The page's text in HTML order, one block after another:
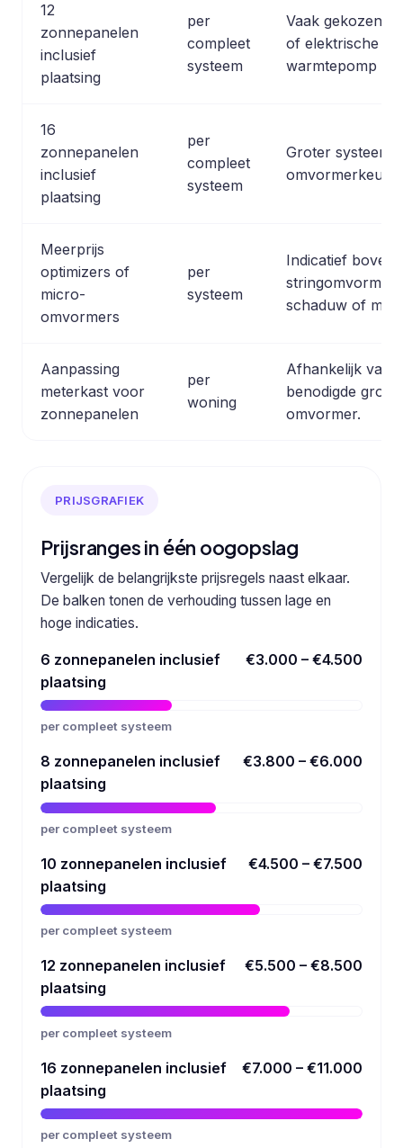
12
zonnepanelen
inclusief
plaatsing
per
compleet
systeem
Vaak gekozen
of elektrische
warmtepomp of
16
zonnepanelen
inclusief
plaatsing
per
compleet
systeem
Groter systeem;
omvormerkeuze
Meerprijs
optimizers of
micro-
omvormers
per
systeem
Indicatief
schaduw of
Aanpassing
meterkast voor
zonnepanelen
per
woning
Afhankelijk van
benodigde
omvormer.
PRIJSGRAFIEK
Prijsranges in één oogopslag
Vergelijk de belangrijkste prijsregels naast elkaar.
De balken tonen de verhouding tussen lage en
hoge indicaties.
6 zonnepanelen inclusief
plaatsing
€3.000 – €4.500
per compleet systeem
8 zonnepanelen inclusief
plaatsing
€3.800 – €6.000
per compleet systeem
10 zonnepanelen inclusief
plaatsing
€4.500 – €7.500
per compleet systeem
12 zonnepanelen inclusief
plaatsing
€5.500 – €8.500
per compleet systeem
16 zonnepanelen inclusief
plaatsing
€7.000 – €11.000
per compleet systeem